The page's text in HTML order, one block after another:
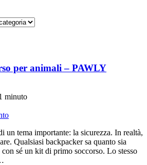
per animali – PAWLY
minuto
un tema importante: la sicurezza. In realtà,
Qualsiasi backpacker sa quanto sia
sé un kit di primo soccorso. Lo stesso